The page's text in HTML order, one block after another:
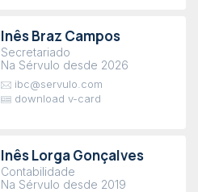
Inês Braz Campos
Secretariado
Na Sérvulo desde 2026
ibc@servulo.com
download v-card
Inês Lorga Gonçalves
Contabilidade
Na Sérvulo desde 2019